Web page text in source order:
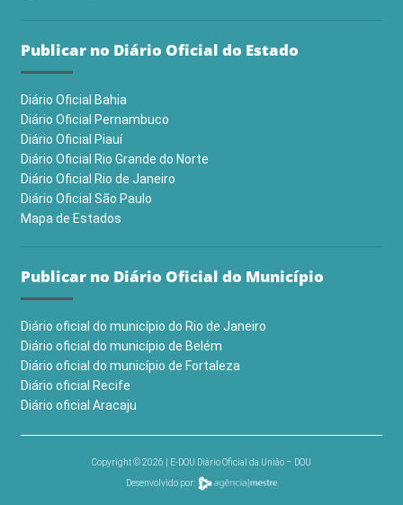
Publicar no Diário Oficial do Estado
Diário Oficial Bahia
Diário Oficial Pernambuco
Diário Oficial Piauí
Diário Oficial Rio Grande do Norte
Diário Oficial Rio de Janeiro
Diário Oficial São Paulo
Mapa de Estados
Publicar no Diário Oficial do Município
Diário oficial do município do Rio de Janeiro
Diário oficial do município de Belém
Diário oficial do município de Fortaleza
Diário oficial Recife
Diário oficial Aracaju
Copyright © 2026 | E-DOU Diário Oficial da União – DOU
Desenvolvido por: